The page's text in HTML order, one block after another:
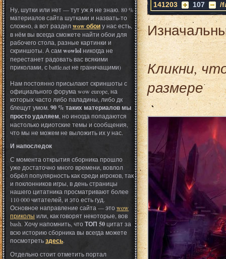
Ну, шутки или нет — тут уж я не знаю. 80 %
материалов сайта шутками и назвать-то
сложно, а вот разделwow обоиу нас есть,
в нём вы всегда сможете найти обои для
рабочего стола, разные картинки и
скриншоты. А самwowlolникогда не
перестанет радовать вас всякими
приколами, с battle.net не граничащими)
Нам постоянно присылают скриншоты с
официального форума wow europe, на
которых часто либо паладины, либо дк
блещут умом. 90 % таких материалов мы
просто удаляем , но иногда попадаются
настолько идиотские темы и сообщения,
что мы не можем не выложить их у нас.
И напоследок
С момента открытия сборника прошло
уже достаточно много времени, вовлол
обрёл популярность как среди игроков, так
и поклонников игры, в день страницы
нашего цитатника просматривают более
110 000 читателей, и это есть гуд.
Основное направление сайта — этоwow
приколы или, как говорят некоторые, вов
bash. Хочу напомнить, что ТОП 50цитат за
всю историю сборника вы всегда можете
посмотретьздесь.
Отдельно стоит отметить портал
141203 107 /
Кликни,
размере